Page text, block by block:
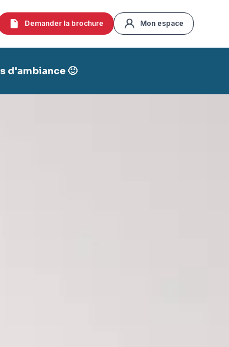
Demander la brochure Mon espace
d'ambiance 🙂